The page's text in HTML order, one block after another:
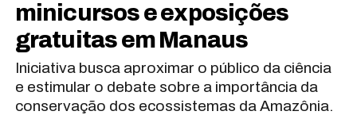
minicursos e exposições
gratuitas em Manaus
Iniciativa busca aproximar o público da ciência
e estimular o debate sobre a importância da
conservação dos ecossistemas da Amazônia.